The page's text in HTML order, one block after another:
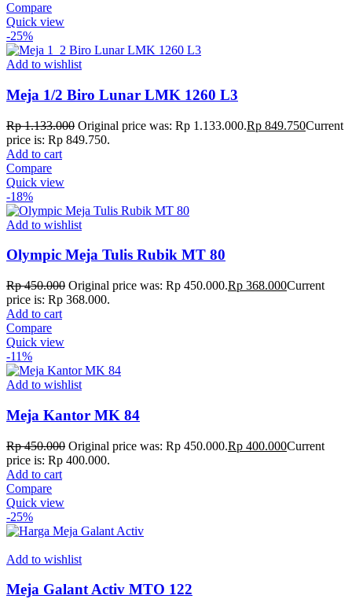
Compare
Quick view
-25%
Add to wishlist
Meja 1/2 Biro Lunar LMK 1260 L3
Rp1.133.000 Original price was: Rp 1.133.000.Rp 849.750Current
price is: Rp 849.750.
Add to cart
Compare
Quick view
-18%
Add to wishlist
Olympic Meja Tulis Rubik MT 80
Rp450.000 Original price was: Rp 450.000.Rp 368.000Current
price is: Rp 368.000.
Add to cart
Compare
Quick view
-11%
Add to wishlist
Meja Kantor MK 84
Rp450.000 Original price was: Rp 450.000.Rp 400.000Current
price is: Rp 400.000.
Add to cart
Compare
Quick view
-25%
Add to wishlist
Meja Galant Activ MTO 122